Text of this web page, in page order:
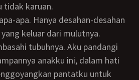
tidak karuan.
keluar dari mulutnya.
tubuhnya. Aku pandangi
anakku ini, dalam hati
pantatku untuk